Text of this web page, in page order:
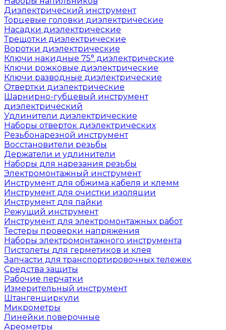
Диэлектрический инструмент
Торцевые головки диэлектрические
Насадки диэлектрические
Трещотки диэлектрические
Воротки диэлектрические
Ключи накидные 75° диэлектрические
Ключи рожковые диэлектрические
Ключи разводные диэлектрические
Отвертки диэлектрические
Шарнирно-губцевый инструмент
диэлектрический
Удлинители диэлектрические
Наборы отверток диэлектрических
Резьбонарезной инструмент
Восстановители резьбы
Держатели и удлинители
Наборы для нарезания резьбы
Электромонтажный инструмент
Инструмент для обжима кабеля и клемм
Инструмент для очистки изоляции
Инструмент для пайки
Режущий инструмент
Инструмент для электромонтажных работ
Тестеры проверки напряжения
Наборы электромонтажного инструмента
Пистолеты для герметиков и клея
Запчасти для транспортировочных тележек
Средства защиты
Рабочие перчатки
Измерительный инструмент
Штангенциркули
Микрометры
Линейки поверочные
Ареометры